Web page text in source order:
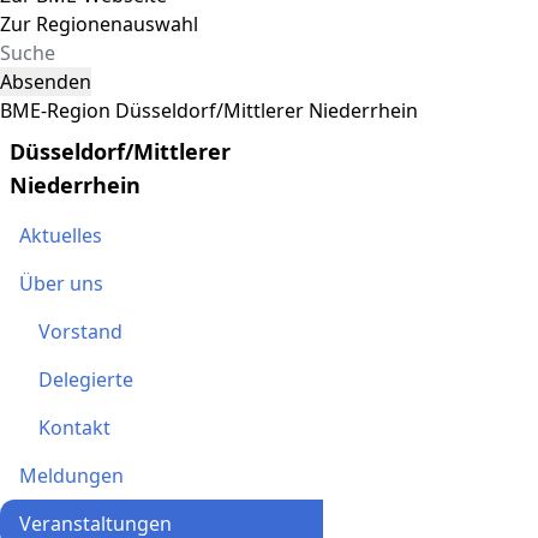
Zur Regionenauswahl
Absenden
BME-Region Düsseldorf/Mittlerer Niederrhein
Düsseldorf/Mittlerer
Niederrhein
Aktuelles
Über uns
Vorstand
Delegierte
Kontakt
Meldungen
Veranstaltungen